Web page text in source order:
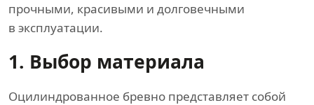
прочными, красивыми и долговечными
в эксплуатации.
1. Выбор материала
Оцилиндрованное бревно представляет собой